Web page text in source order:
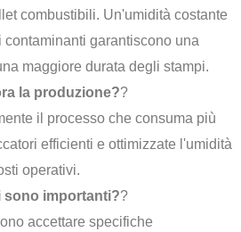
combustibili. Un'umidità costante
garantiscono una
maggiore durata degli stampi.
la produzione??
il processo che consuma più
efficienti e ottimizzate l'umidità
operativi.
sono importanti??
accettare specifiche